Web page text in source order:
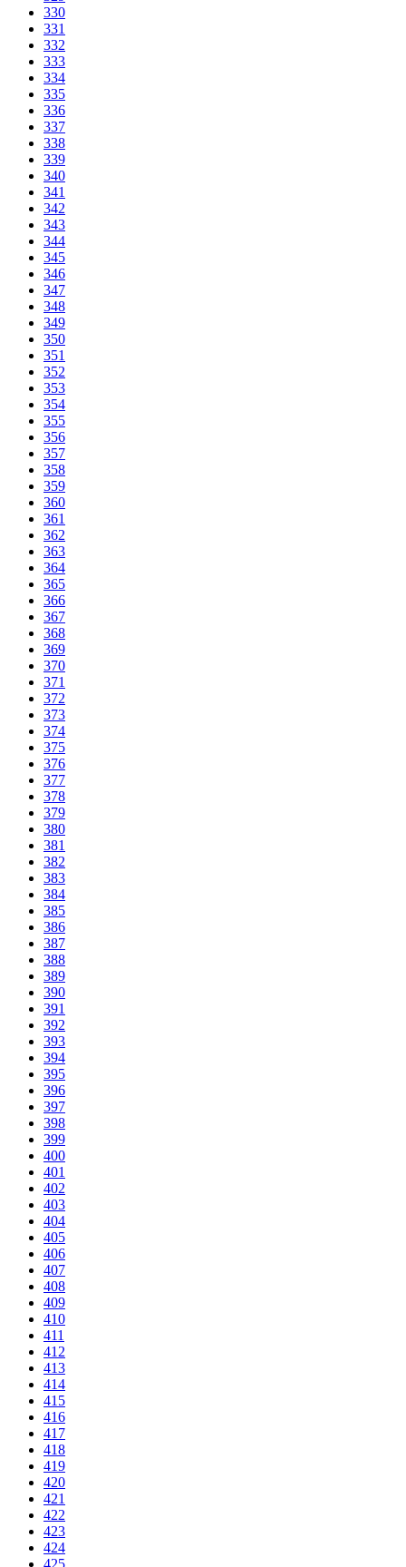
330
331
332
333
334
335
336
337
338
339
340
341
342
343
344
345
346
347
348
349
350
351
352
353
354
355
356
357
358
359
360
361
362
363
364
365
366
367
368
369
370
371
372
373
374
375
376
377
378
379
380
381
382
383
384
385
386
387
388
389
390
391
392
393
394
395
396
397
398
399
400
401
402
403
404
405
406
407
408
409
410
411
412
413
414
415
416
417
418
419
420
421
422
423
424
425